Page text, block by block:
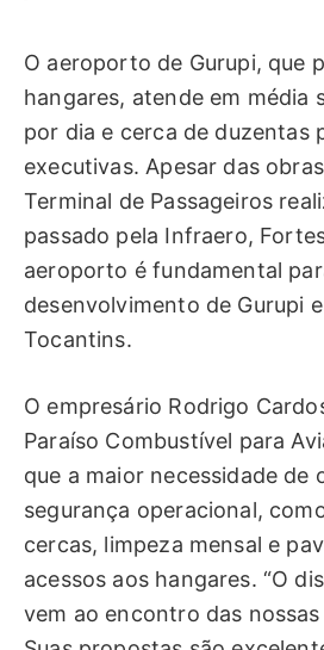
O aeroporto de Gurupi, que
hangares, atende em média
por dia e cerca de duzentas
executivas. Apesar das
Terminal de Passageiros
passado pela Infraero,
aeroporto é fundamental
desenvolvimento de Gurupi
Tocantins.
O empresário Rodrigo
Paraíso Combustível para
que a maior necessidade de
segurança operacional,
cercas, limpeza mensal e
acessos aos hangares. “O
vem ao encontro das